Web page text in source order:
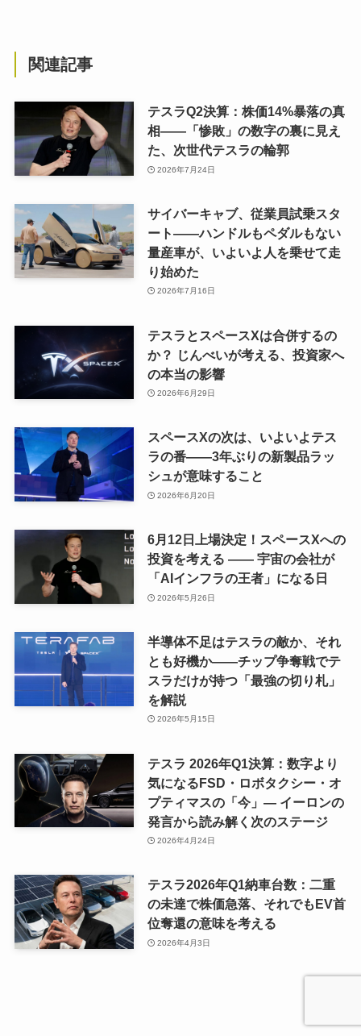
関連記事
テスラQ2決算：株価14%暴落の真
相——「惨敗」の数字の裏に見え
た、次世代テスラの輪郭
2026年7月24日
サイバーキャブ、従業員試乗スタ
ート——ハンドルもペダルもない
量産車が、いよいよ人を乗せて走
り始めた
2026年7月16日
テスラとスペースXは合併するの
か？ じんべいが考える、投資家へ
の本当の影響
2026年6月29日
スペースXの次は、いよいよテス
ラの番——3年ぶりの新製品ラッ
シュが意味すること
2026年6月20日
6月12日上場決定！スペースXへの
投資を考える —— 宇宙の会社が
「AIインフラの王者」になる日
2026年5月26日
半導体不足はテスラの敵か、それ
とも好機か——チップ争奪戦でテ
スラだけが持つ「最強の切り札」
を解説
2026年5月15日
テスラ 2026年Q1決算：数字より
気になるFSD・ロボタクシー・オ
プティマスの「今」— イーロンの
発言から読み解く次のステージ
2026年4月24日
テスラ2026年Q1納車台数：二重
の未達で株価急落、それでもEV首
位奪還の意味を考える
2026年4月3日